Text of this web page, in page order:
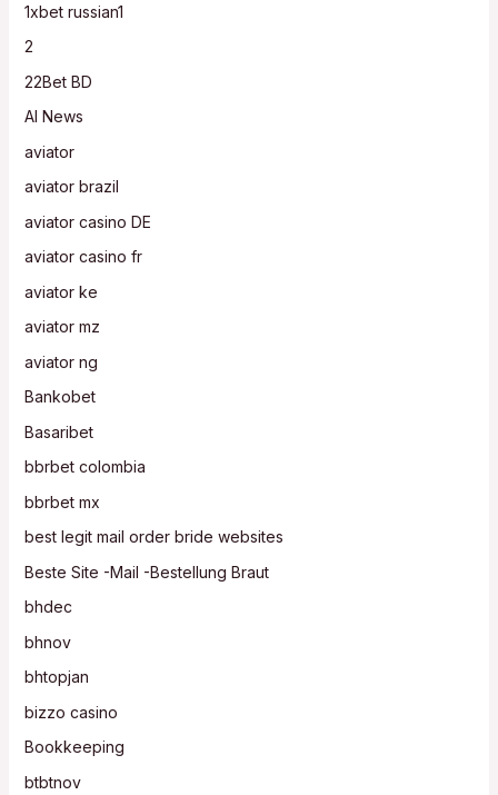
1xbet russian1
2
22Bet BD
AI News
aviator
aviator brazil
aviator casino DE
aviator casino fr
aviator ke
aviator mz
aviator ng
Bankobet
Basaribet
bbrbet colombia
bbrbet mx
best legit mail order bride websites
Beste Site -Mail -Bestellung Braut
bhdec
bhnov
bhtopjan
bizzo casino
Bookkeeping
btbtnov